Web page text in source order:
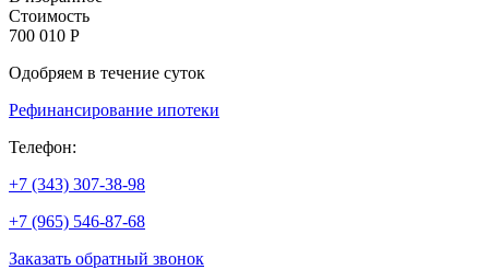
Стоимость
700 010 Р
Одобряем в течение суток
Рефинансирование ипотеки
Телефон:
+7 (343) 307-38-98
+7 (965) 546-87-68
Заказать обратный звонок